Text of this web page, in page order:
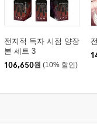
전지적 독자 시점 양장
본 세트 3
106,650원 (10% 할인)